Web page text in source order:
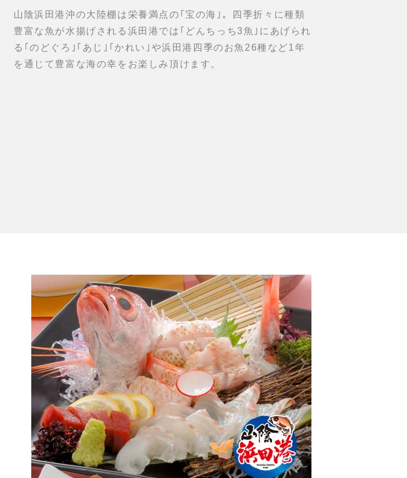
山陰浜田港沖の大陸棚は栄養満点の｢宝の海｣。四季折々に種類
豊富な魚が水揚げされる浜田港では｢どんちっち3魚｣にあげられ
る｢のどぐろ｣｢あじ｣｢かれい｣や浜田港四季のお魚26種など1年
を通じて豊富な海の幸をお楽しみ頂けます。